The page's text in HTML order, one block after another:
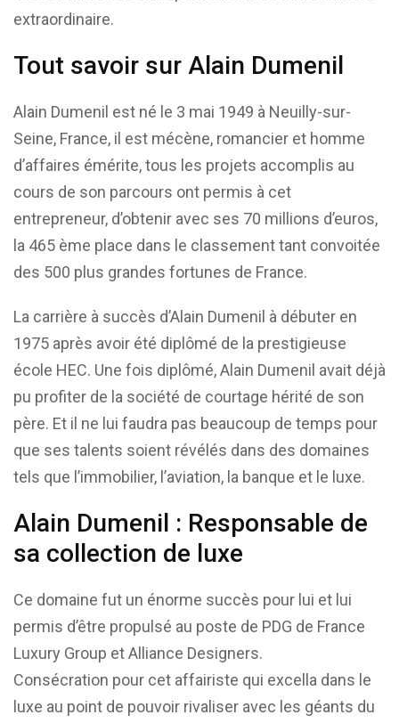
extraordinaire.
Tout savoir sur Alain Dumenil
Alain Dumenil est né le 3 mai 1949 à Neuilly-sur-
Seine, France, il est mécène, romancier et homme
d’affaires émérite, tous les projets accomplis au
cours de son parcours ont permis à cet
entrepreneur, d’obtenir avec ses 70 millions d’euros,
la 465 ème place dans le classement tant convoitée
des 500 plus grandes fortunes de France.
La carrière à succès d’Alain Dumenil à débuter en
1975 après avoir été diplômé de la prestigieuse
école HEC. Une fois diplômé, Alain Dumenil avait déjà
pu profiter de la société de courtage hérité de son
père. Et il ne lui faudra pas beaucoup de temps pour
que ses talents soient révélés dans des domaines
tels que l’immobilier, l’aviation, la banque et le luxe.
Alain Dumenil : Responsable de
sa collection de luxe
Ce domaine fut un énorme succès pour lui et lui
permis d’être propulsé au poste de PDG de France
Luxury Group et Alliance Designers.
Consécration pour cet affairiste qui excella dans le
luxe au point de pouvoir rivaliser avec les géants du